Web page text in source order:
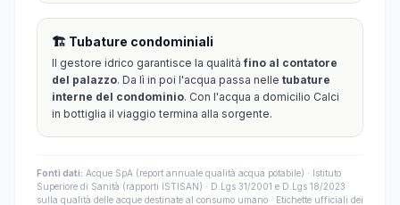
🏗️ Tubature condominiali
Il gestore idrico garantisce la qualitàfino al contatore
del palazzo. Da lì in poi l'acqua passa nelle tubature
interne del condominio. Con l'acqua a domicilio Calci
in bottiglia il viaggio termina alla sorgente.
Fonti dati: Acque SpA (report annuale qualità acqua potabile) · Istituto
Superiore di Sanità (rapporti ISTISAN) · D.Lgs 31/2001 e D.Lgs 18/2023
sulla qualità delle acque destinate al consumo umano · Etichette ufficiali dei